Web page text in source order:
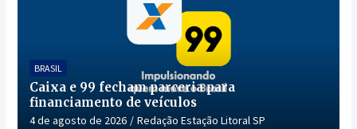
BRASIL
Caixa e 99 fecham parceria para
financiamento de veículos
4 de agosto de 2026 Redação Estação Litoral SP